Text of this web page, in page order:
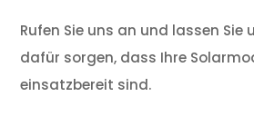
Rufen Sie uns an und lassen Sie
dafür sorgen, dass Ihre
einsatzbereit sind.